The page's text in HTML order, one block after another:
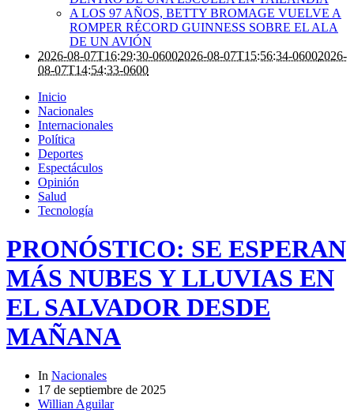
A LOS 97 AÑOS, BETTY BROMAGE VUELVE A
ROMPER RÉCORD GUINNESS SOBRE EL ALA
DE UN AVIÓN
2026-08-07T16:29:30-06002026-08-07T15:56:34-06002026-
08-07T14:54:33-0600
Inicio
Nacionales
Internacionales
Política
Deportes
Espectáculos
Opinión
Salud
Tecnología
PRONÓSTICO: SE ESPERAN
MÁS NUBES Y LLUVIAS EN
EL SALVADOR DESDE
MAÑANA
In Nacionales
17 de septiembre de 2025
Willian Aguilar